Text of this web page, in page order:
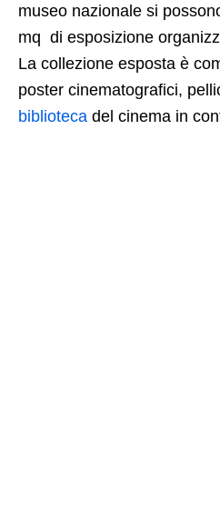
museo nazionale si
mq di esposizione
La collezione esposta è
poster cinematografici,
biblioteca del cinema in